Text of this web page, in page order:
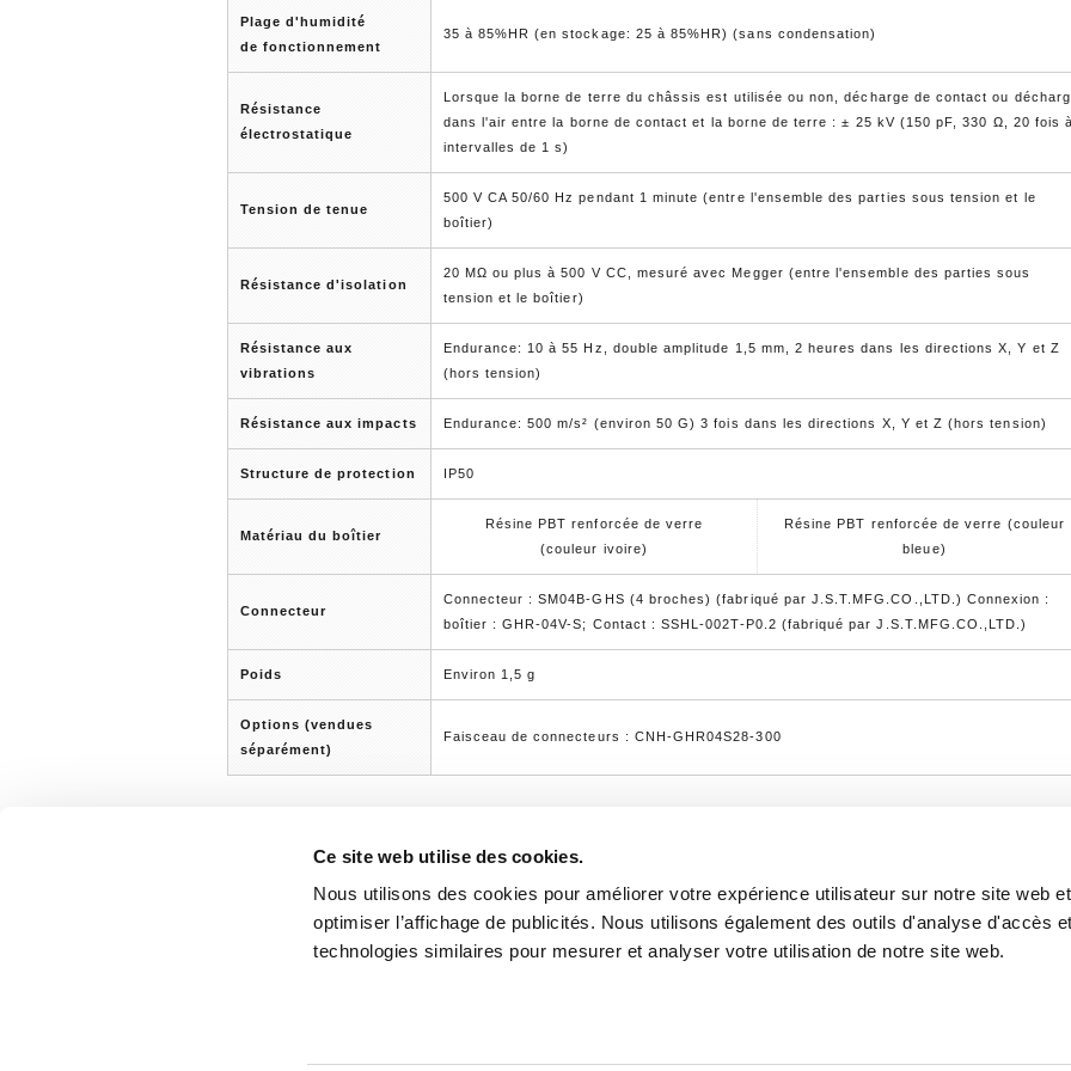
Ce site web utilise des cookies.
Nous utilisons des cookies pour améliorer votre expérience utilisateur sur notre site web
optimiser l’affichage de publicités. Nous utilisons également des outils d'analyse d'accès
technologies similaires pour mesurer et analyser votre utilisation de notre site web.
Plage d'humidité
de fonctionnement
35 à 85%HR (en stockage: 25 à 85%HR) (sans condensation)
Résistance
électrostatique
Lorsque la borne de terre du châssis est utilisée ou non, décharge de contact ou
dans l'air entre la borne de contact et la borne de terre : ± 25 kV (150 pF, 330 Ω, 20 fois
intervalles de 1 s)
Tension de tenue
500 V CA 50/60 Hz pendant 1 minute (entre l'ensemble des parties sous tension et le
boîtier)
Résistance d'isolation
20 MΩ ou plus à 500 V CC, mesuré avec Megger (entre l'ensemble des parties sous
tension et le boîtier)
Résistance aux
vibrations
Endurance: 10 à 55 Hz, double amplitude 1,5 mm, 2 heures dans les directions X, Y et Z
(hors tension)
Résistance aux impacts Endurance: 500 m/s² (environ 50 G) 3 fois dans les directions X, Y et Z (hors tension)
Structure de protection IP50
Matériau du boîtier
Résine PBT renforcée de verre
(couleur ivoire)
Résine PBT renforcée de verre (couleur
bleue)
Connecteur
Connecteur : SM04B-GHS (4 broches) (fabriqué par J.S.T.MFG.CO.,LTD.) Connexion :
boîtier : GHR-04V-S; Contact : SSHL-002T-P0.2 (fabriqué par J.S.T.MFG.CO.,LTD.)
Poids Environ 1,5 g
Options (vendues
séparément)
Faisceau de connecteurs : CNH-GHR04S28-300
3-27-12, Oicho Namikawa, Kameoka-shi, Kyoto, 621-
0013, Japon
Profil de l'entreprise PRODUITS
Tableau de comparaison de produits